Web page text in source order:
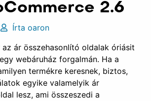
2.6
Írta oaron
az ár összehasonlító oldalak óriásit
webáruház forgalmán. Ha a
termékre keresnek, biztos,
egyike valamelyik ár
lesz, ami összeszedi a